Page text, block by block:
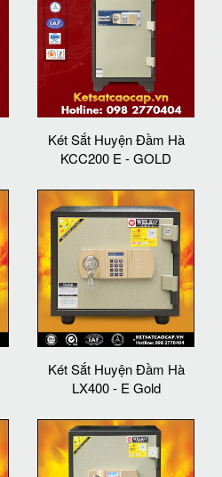
Két Sắt Huyện Đầm Hà
KCC200 E - GOLD
Két Sắt Huyện Đầm Hà
LX400 - E Gold